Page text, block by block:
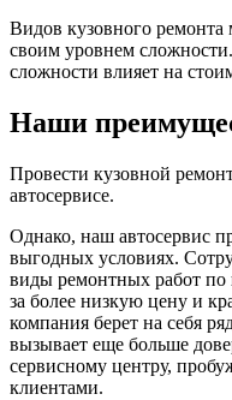
Видов кузовного
своим уровнем
сложности влияет на
Наши
Провести кузовной
автосервисе.
Однако, наш автосервис
выгодных условиях.
виды ремонтных работ по
за более низкую цену и
компания берет на себя
вызывает еще больше
сервисному центру,
клиентами.